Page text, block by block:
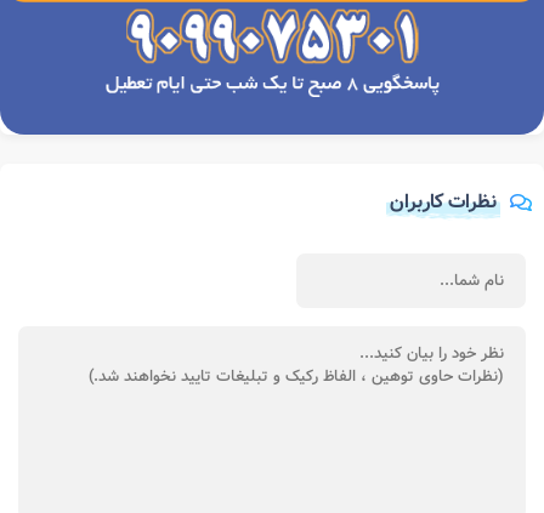
نظرات کاربران